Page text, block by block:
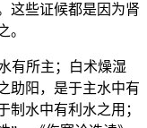
这些证候都是因为肾
。
有所主；白术燥湿
助阳，是于主水中有
制水中有利水之用；